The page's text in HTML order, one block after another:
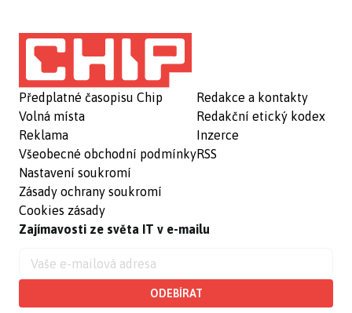
Předplatné časopisu Chip
Volná místa
Reklama
Všeobecné obchodní podmínky
Nastavení soukromí
Zásady ochrany soukromí
Cookies zásady
Redakce a kontakty
Redakční etický kodex
Inzerce
RSS
Zajímavosti ze světa IT v e-mailu
ODEBÍRAT